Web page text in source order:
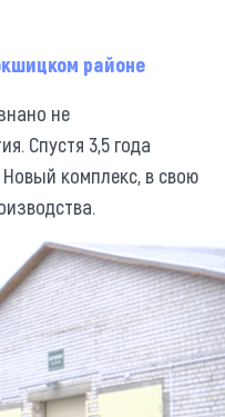
районе
не
Спустя 3,5 года
комплекс, в свою